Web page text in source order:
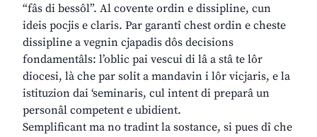
“fâs di bessôl”. Al covente ordin e dissipline, cun
ideis pocjis e claris. Par garantî chest ordin e cheste
dissipline a vegnin cjapadis dôs decisions
fondamentâls: l’oblic pai vescui di lâ a stâ te lôr
diocesi, là che par solit a mandavin i lôr vicjaris, e la
istituzion dai ‘seminaris, cul intent di preparâ un
personâl competent e ubidient.
Semplificant ma no tradint la sostance, si pues dî che